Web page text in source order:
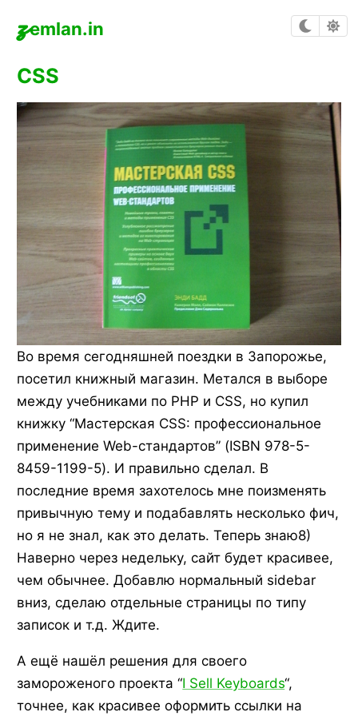
zemlan.in
CSS
Во время сегодняшней поездки в Запорожье,
посетил книжный магазин. Метался в выборе
между учебниками по PHP и CSS, но купил
книжку “Мастерская CSS: профессиональное
применение Web-стандартов” (ISBN 978-5-
8459-1199-5). И правильно сделал. В
последние время захотелось мне поизменять
привычную тему и подабавлять несколько фич,
но я не знал, как это делать. Теперь знаю8)
Наверно через недельку, сайт будет красивее,
чем обычнее. Добавлю нормальный sidebar
вниз, сделаю отдельные страницы по типу
записок и т.д. Ждите.
А ещё нашёл решения для своего
замороженого проекта “I Sell Keyboards“,
точнее, как красивее оформить ссылки на